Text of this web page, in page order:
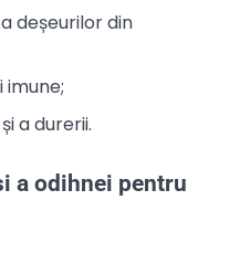
deșeurilor din
a durerii.
a odihnei pentru